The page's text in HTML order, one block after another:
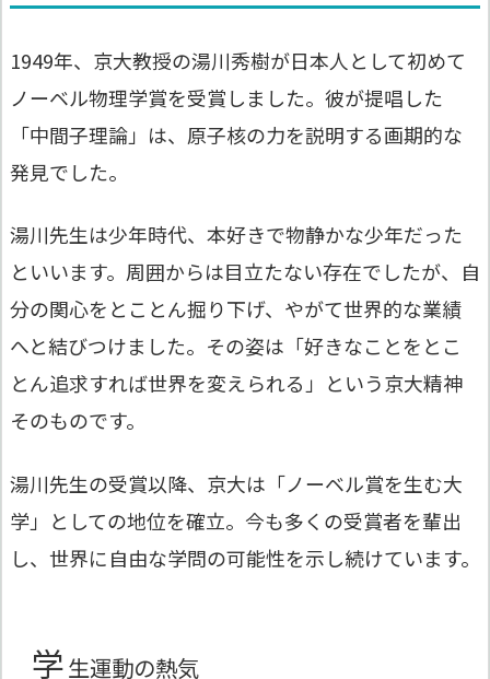
1949年、京大教授の湯川秀樹が日本人として初めて
ノーベル物理学賞を受賞しました。彼が提唱した
「中間子理論」は、原子核の力を説明する画期的な
発見でした。
湯川先生は少年時代、本好きで物静かな少年だった
といいます。周囲からは目立たない存在でしたが、自
分の関心をとことん掘り下げ、やがて世界的な業績
へと結びつけました。その姿は「好きなことをとこ
とん追求すれば世界を変えられる」という京大精神
そのものです。
湯川先生の受賞以降、京大は「ノーベル賞を生む大
学」としての地位を確立。今も多くの受賞者を輩出
し、世界に自由な学問の可能性を示し続けています。
学生運動の熱気